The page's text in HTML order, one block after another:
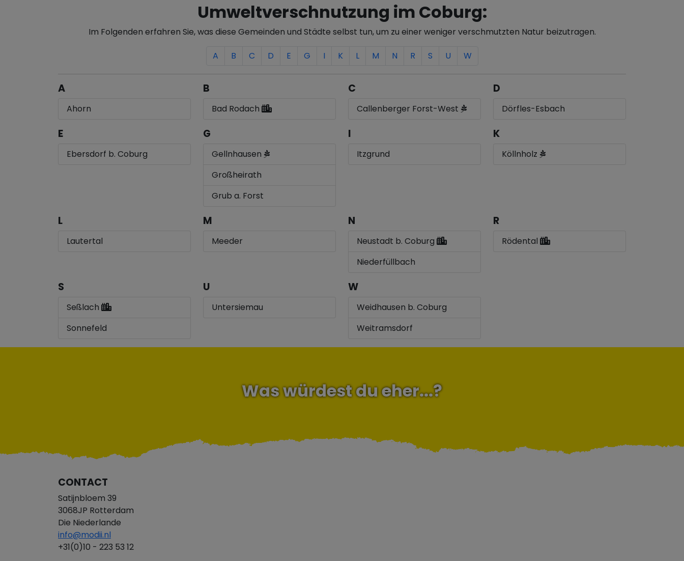
Umweltverschnutzung im Coburg:
Im Folgenden erfahren Sie, was diese Gemeinden und Städte selbst tun, um zu einer weniger verschmutzten Natur beizutragen.
A B C D E G I K L M N R S U W
A
Ahorn
B
Bad Rodach
C
Callenberger Forst-West
D
Dörfles-Esbach
E
Ebersdorf b. Coburg
G
Gellnhausen
Großheirath
Grub a. Forst
I
Itzgrund
K
Köllnholz
L
Lautertal
M
Meeder
N
Neustadt b. Coburg
Niederfüllbach
R
Rödental
S
Seßlach
Sonnefeld
U
Untersiemau
W
Weidhausen b. Coburg
Weitramsdorf
Was würdest du eher...?
CONTACT
Satijnbloem 39
3068JP Rotterdam
Die Niederlande
info@modii.nl
+31(0)10 - 223 53 12